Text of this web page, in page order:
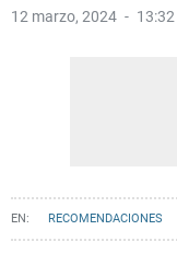
12 marzo, 2024 13:32
RECOMENDACIONES